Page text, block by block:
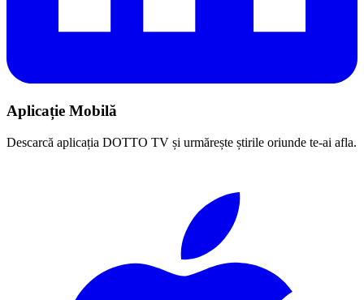
Aplicație Mobilă
Descarcă aplicația DOTTO TV și urmărește știrile oriunde te-ai afla.